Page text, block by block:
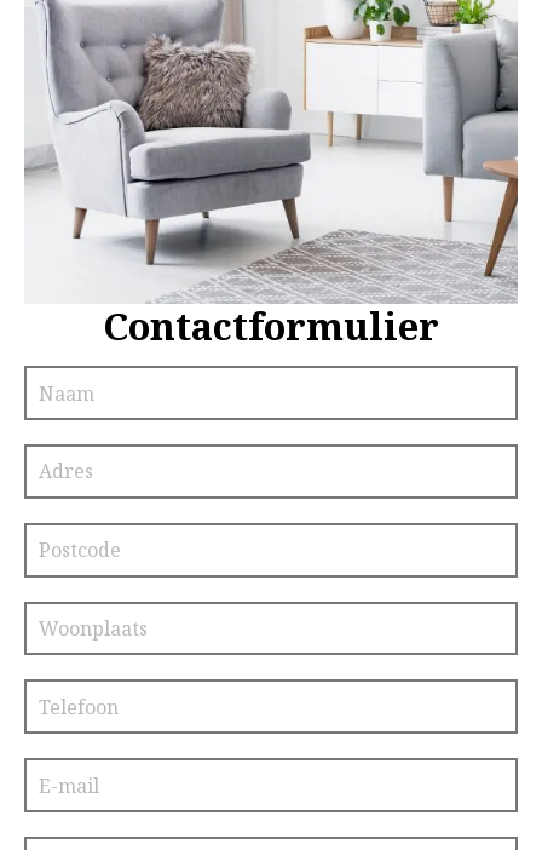
Contactformulier